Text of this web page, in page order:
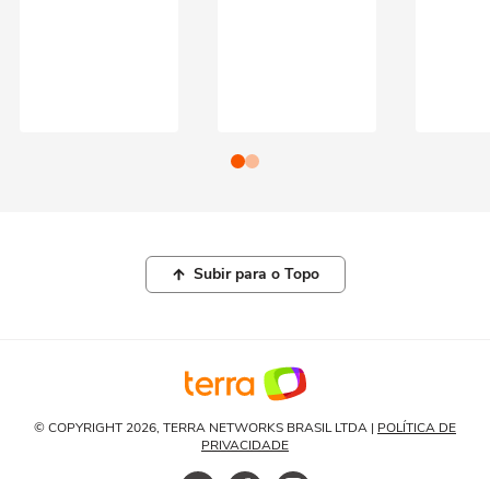
Subir para o Topo
© COPYRIGHT 2026, TERRA NETWORKS BRASIL LTDA | POLÍTICA DE
PRIVACIDADE